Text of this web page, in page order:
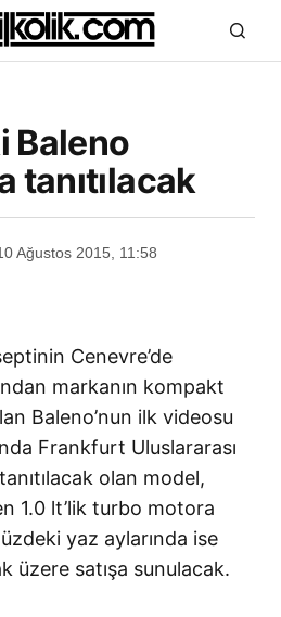
Baleno
tanıtılacak
Ağustos 2015, 11:58
Cenevre’de
markanın kompakt
Baleno’nun ilk videosu
Frankfurt Uluslararası
olan model,
1.0 lt’lik turbo motora
yaz aylarında ise
üzere satışa sunulacak.